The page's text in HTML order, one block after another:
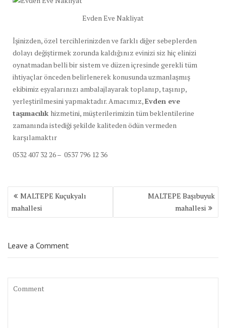
Evden Eve Nakliyat
İşinizden, özel tercihlerinizden ve farklı diğer sebeplerden
dolayı değiştirmek zorunda kaldığınız evinizi siz hiç elinizi
oynatmadan belli bir sistem ve düzen içresinde gerekli tüm
ihtiyaçlar önceden belirlenerek konusunda uzmanlaşmış
ekibimiz eşyalarınızı ambalajlayarak toplanıp, taşınıp,
yerleştirilmesini yapmaktadır. Amacımız,Evden eve
taşımacılık hizmetini, müşterilerimizin tüm beklentilerine
zamanında istediği şekilde kaliteden ödün vermeden
karşılamaktır
0532 407 32 26 – 0537 796 12 36
Yazı
dolaşımı
MALTEPE Kuçukyalı
mahallesi
MALTEPE Başıbuyuk
mahallesi
Leave a Comment